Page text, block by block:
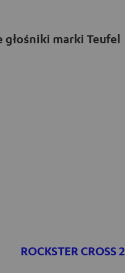
głośniki marki Teufel
ROCKSTER CROSS 2